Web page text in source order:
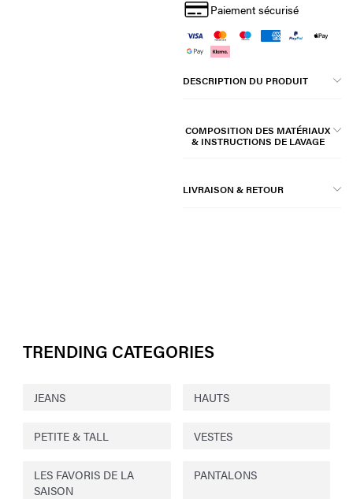
Paiement sécurisé
DESCRIPTION DU PRODUIT
COMPOSITION DES MATÉRIAUX
& INSTRUCTIONS DE LAVAGE
LIVRAISON & RETOUR
TRENDING CATEGORIES
JEANS HAUTS
PETITE & TALL VESTES
LES FAVORIS DE LA
SAISON
PANTALONS